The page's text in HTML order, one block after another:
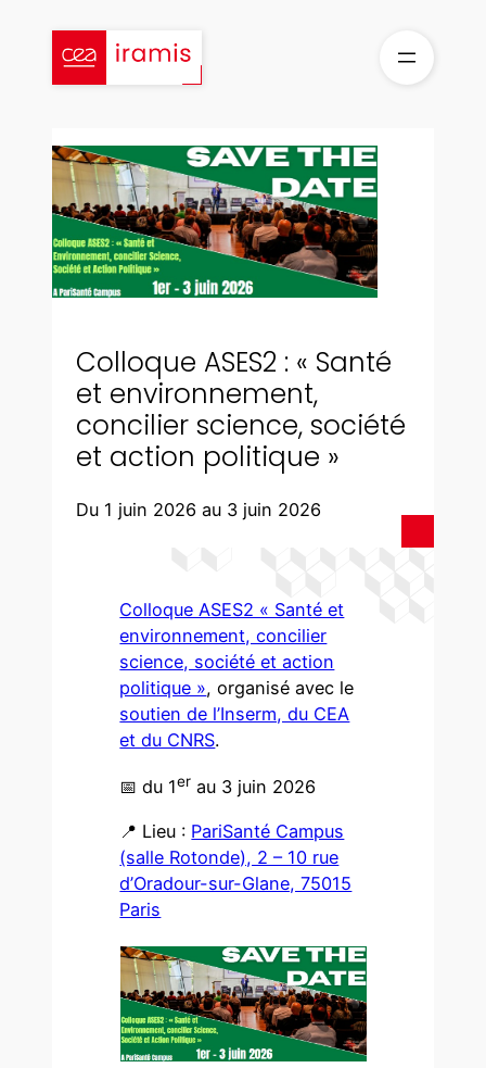
contenu
Colloque ASES2 : « Santé
et environnement,
concilier science, société
et action politique »
Du 1 juin 2026 au 3 juin 2026
Colloque ASES2 « Santé et
environnement, concilier
science, société et action
politique », organisé avec le
soutien de l’Inserm, du CEA
et du CNRS.
📅 du 1er au 3 juin 2026
📍 Lieu : PariSanté Campus
(salle Rotonde), 2 – 10 rue
d’Oradour-sur-Glane, 75015
Paris